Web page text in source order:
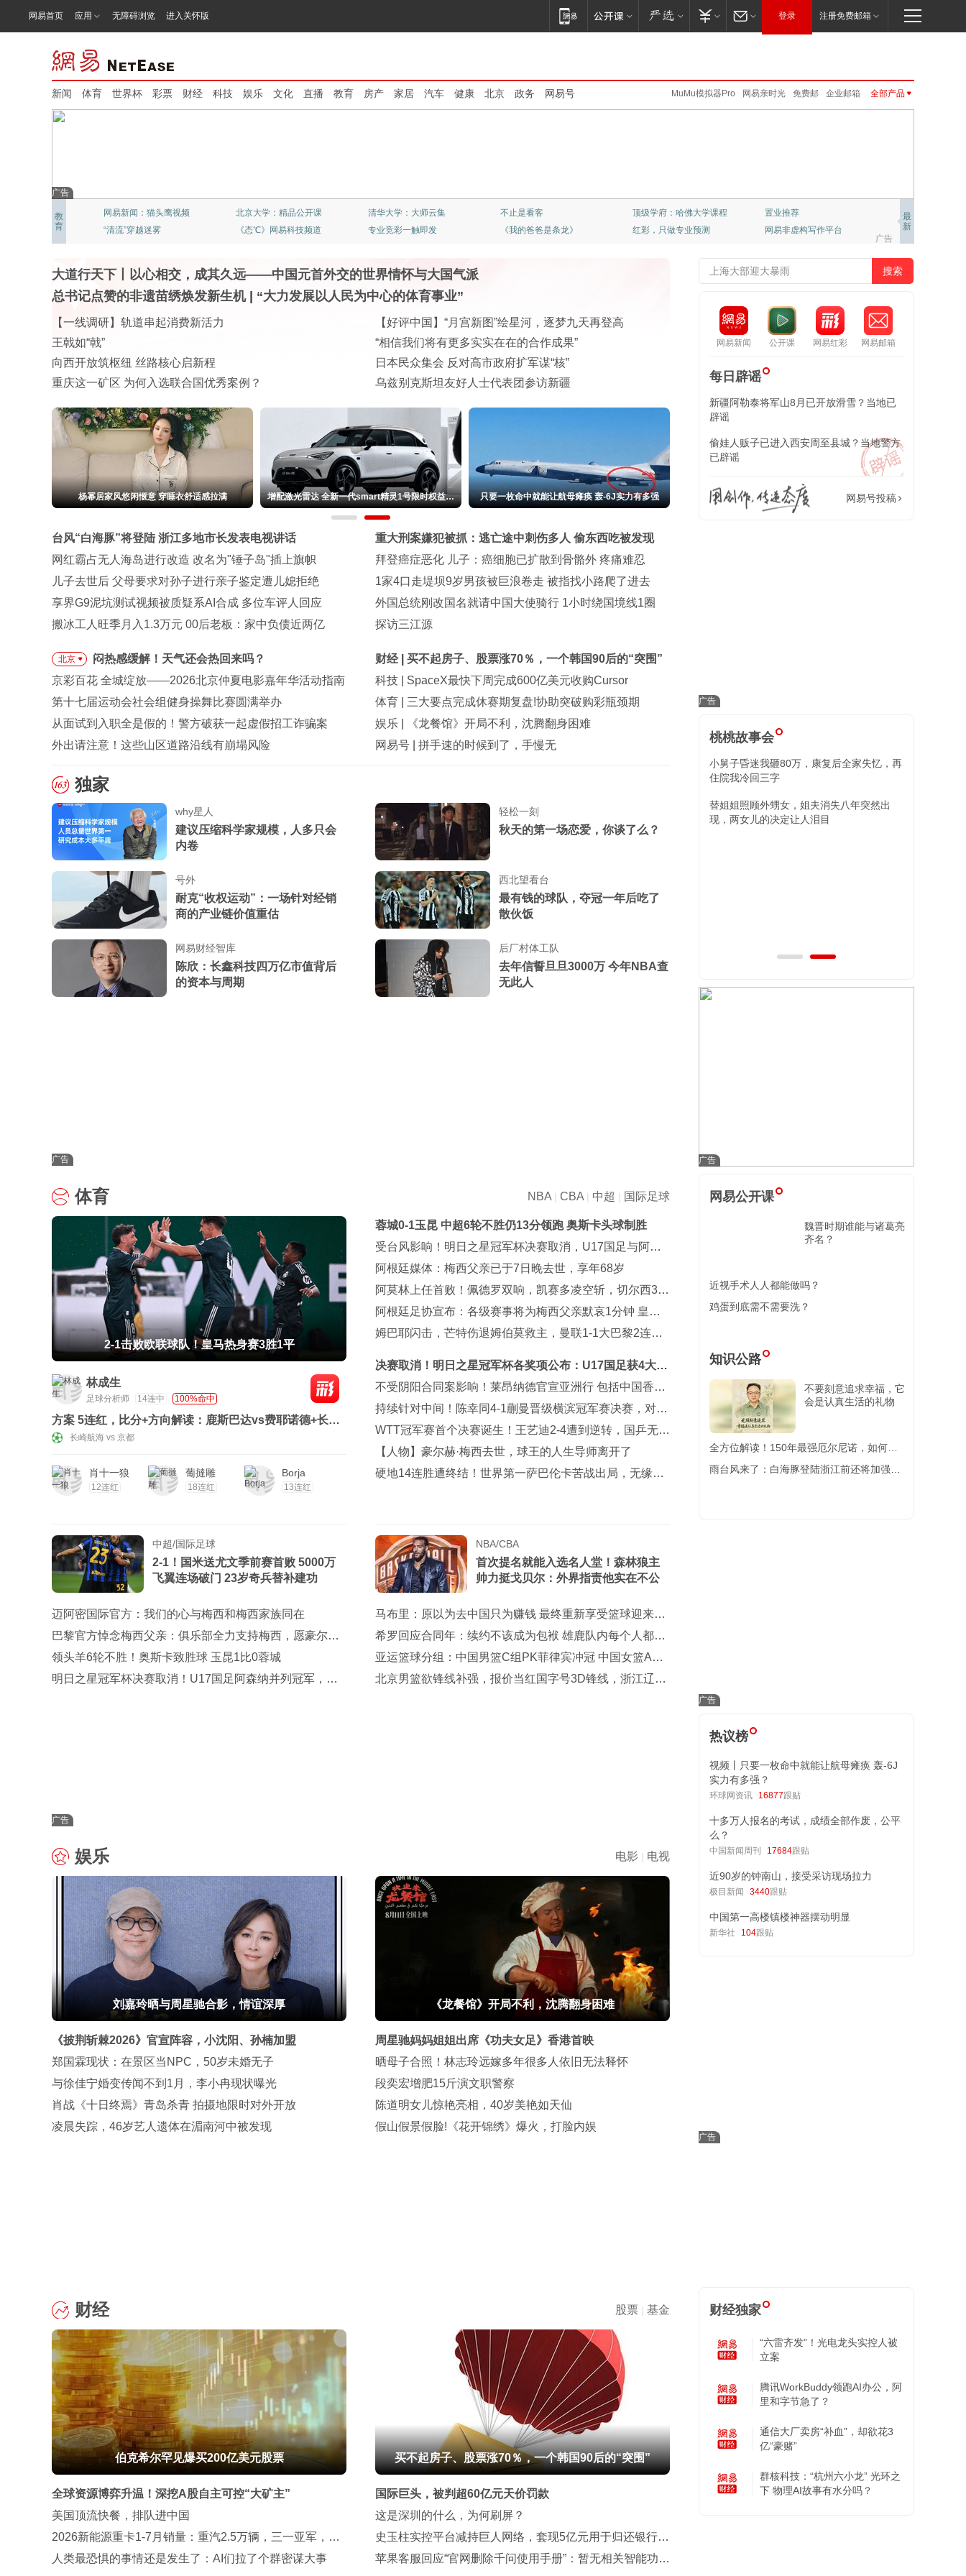
网易首页 应用 无障碍浏览 进入关怀版 登录 注册免费邮箱
新闻 体育 世界杯 彩票 财经 科技 娱乐 文化 直播 教育 房产 家居 汽车 健康 北京 政务 网易号 企业邮箱
免费邮
网易亲时光
MuMu模拟器Pro
LOFTER
VIP邮箱
伏羲
公正邮
邮箱大师
UU加速器
全部产品
大话2 梦幻西游手游
大唐无双
率士之滨
哈利波特.魔法觉醒
天下手游
明日之后
广告
教
育
最
新
网易新闻：猫头鹰视频
“清流”穿越迷雾
北京大学：精品公开课
《态℃》网易科技频道
清华大学：大师云集
专业竞彩一触即发
不止是看客
《我的爸爸是条龙》
顶级学府：哈佛大学课程
红彩，只做专业预测
置业推荐
网易非虚构写作平台
广告
大道行天下丨以心相交，成其久远——中国元首外交的世界情怀与大国气派
总书记点赞的非遗苗绣焕发新生机| “大力发展以人民为中心的体育事业”
【一线调研】轨道串起消费新活力
王戟如“戟”
向西开放筑枢纽 丝路核心启新程
重庆这一矿区 为何入选联合国优秀案例？
【好评中国】“月宫新图”绘星河，逐梦九天再登高
“相信我们将有更多实实在在的合作成果”
日本民众集会 反对高市政府扩军谋“核”
乌兹别克斯坦友好人士代表团参访新疆
杨幂居家风悠闲惬意 穿睡衣舒适感拉满 增配激光雷达 全新一代smart精灵1号限时权益价
14.99万起
只要一枚命中就能让航母瘫痪 轰-6J实力有多强
网易新闻 公开课 网易红彩 网易邮箱
每日辟谣
新疆阿勒泰将军山8月已开放滑雪？当地已
辟谣
偷娃人贩子已进入西安周至县城？当地警方
已辟谣
网易号投稿
台风“白海豚”将登陆 浙江多地市长发表电视讲话
网红霸占无人海岛进行改造 改名为"锤子岛"插上旗帜
儿子去世后 父母要求对孙子进行亲子鉴定遭儿媳拒绝
享界G9泥坑测试视频被质疑系AI合成 多位车评人回应
搬冰工人旺季月入1.3万元 00后老板：家中负债近两亿
重大刑案嫌犯被抓：逃亡途中刺伤多人 偷东西吃被发现
拜登癌症恶化 儿子：癌细胞已扩散到骨骼外 疼痛难忍
1家4口走堤坝9岁男孩被巨浪卷走 被指找小路爬了进去
外国总统刚改国名就请中国大使骑行 1小时绕国境线1圈
探访三江源
北京
闷热感缓解！天气还会热回来吗？
京彩百花 全城绽放——2026北京仲夏电影嘉年华活动指南
第十七届运动会社会组健身操舞比赛圆满举办
从面试到入职全是假的！警方破获一起虚假招工诈骗案
外出请注意！这些山区道路沿线有崩塌风险
财经
买不起房子、股票涨70％，一个韩国90后的“突围”
科技
SpaceX最快下周完成600亿美元收购Cursor
体育
三大要点完成休赛期复盘!协助突破购彩瓶颈期
娱乐
《龙餐馆》开局不利，沈腾翻身困难
网易号
拼手速的时候到了，手慢无
独家
why星人
建议压缩科学家规模，人多只会
内卷
轻松一刻
秋天的第一场恋爱，你谈了么？
号外
耐克“收权运动”：一场针对经销
商的产业链价值重估
西北望看台
最有钱的球队，夺冠一年后吃了
散伙饭
网易财经智库
陈欣：长鑫科技四万亿市值背后
的资本与周期
后厂村体工队
去年信誓旦旦3000万 今年NBA查
无此人
广告
桃桃故事会
我和35岁女上司同居3年，她每月转账2万给
我，谁知她忽然宣布结婚
保姆给儿子喂奶时嘀咕，说孩子像他哥哥，
我懵了：哪来的哥哥？
小舅子昏迷我砸80万，康复后全家失忆，再
住院我冷回三字
替姐姐照顾外甥女，姐夫消失八年突然出
现，两女儿的决定让人泪目
体育 NBA | CBA | 中超 | 国际足球
2-1击败欧联球队！皇马热身赛3胜1平
林成生
足球分析师 14连中 100%命中
方案 5连红，比分+方向解读：鹿斯巴达vs费耶诺德+长崎
航海vs京都
长崎航海 vs 京都
肖十一狼
12连红
葡撻雕
18连红
Borja
13连红
蓉城0-1玉昆 中超6轮不胜仍13分领跑 奥斯卡头球制胜
受台风影响！明日之星冠军杯决赛取消，U17国足与阿森
纳并列冠军
阿根廷媒体：梅西父亲已于7日晚去世，享年68岁
阿莫林上任首败！佩德罗双响，凯赛多凌空斩，切尔西3-0
大胜AC米兰
阿根廷足协宣布：各级赛事将为梅西父亲默哀1分钟 皇马
巴萨官方哀悼
姆巴耶闪击，芒特伤退姆伯莫救主，曼联1-1大巴黎2连胜
决赛取消！明日之星冠军杯各奖项公布：U17国足获4大奖
赵松源夺MVP
不受阴阳合同案影响！莱昂纳德官宣亚洲行 包括中国香港
成都等地
持续针对中间！陈幸同4-1蒯曼晋级横滨冠军赛决赛，对阵
张本美和
WTT冠军赛首个决赛诞生！王艺迪2-4遭到逆转，国乒无缘
包揽冠亚军
【人物】豪尔赫·梅西去世，球王的人生导师离开了
硬地14连胜遭终结！世界第一萨巴伦卡苦战出局，无缘多
中超/国际足球
2-1！国米送尤文季前赛首败 5000万
飞翼连场破门 23岁奇兵替补建功
迈阿密国际官方：我们的心与梅西和梅西家族同在
巴黎官方悼念梅西父亲：俱乐部全力支持梅西，愿豪尔赫
安息
领头羊6轮不胜！奥斯卡致胜球 玉昆1比0蓉城
明日之星冠军杯决赛取消！U17国足阿森纳并列冠军，赵
NBA/CBA
首次提名就能入选名人堂！森林狼主
帅力挺戈贝尔：外界指责他实在不公
马布里：原以为去中国只为赚钱 最终重新享受篮球迎来人
生救赎
希罗回应合同年：续约不该成为包袱 雄鹿队内每个人都憋
着一口气
亚运篮球分组：中国男篮C组PK菲律宾冲冠 中国女篮A组
剑指卫冕
北京男篮欲锋线补强，报价当红国字号3D锋线，浙江辽宁
广告
娱乐 电影 | 电视
刘嘉玲晒与周星驰合影，情谊深厚
《披荆斩棘2026》官宣阵容，小沈阳、孙楠加盟
郑国霖现状：在景区当NPC，50岁未婚无子
与徐佳宁婚变传闻不到1月，李小冉现状曝光
肖战《十日终焉》青岛杀青 拍摄地限时对外开放
凌晨失踪，46岁艺人遗体在湄南河中被发现
《龙餐馆》开局不利，沈腾翻身困难
周星驰妈妈姐姐出席《功夫女足》香港首映
晒母子合照！林志玲远嫁多年很多人依旧无法释怀
段奕宏增肥15斤演文职警察
陈道明女儿惊艳亮相，40岁美艳如天仙
假山假景假脸!《花开锦绣》爆火，打脸内娱
网易公开课
魏晋时期谁能与诸葛亮
齐名？
近视手术人人都能做吗？
鸡蛋到底需不需要洗？
知识公路
不要刻意追求幸福，它
会是认真生活的礼物
全方位解读！150年最强厄尔尼诺，如何影
响全球经济？
雨台风来了：白海豚登陆浙江前还将加强，
热议榜
视频丨只要一枚命中就能让航母瘫痪 轰-6J
实力有多强？
环球网资讯 16877跟贴
十多万人报名的考试，成绩全部作废，公平
么？
中国新闻周刊 17684跟贴
近90岁的钟南山，接受采访现场拉力
极目新闻 3440跟贴
中国第一高楼镇楼神器摆动明显
新华社 104跟贴
财经 股票 | 基金
伯克希尔罕见爆买200亿美元股票 买不起房子、股票涨70％，一个韩国90后的“突围”
全球资源博弈升温！深挖A股自主可控“大矿主”
国际巨头，被判超60亿元天价罚款
美国顶流快餐，排队进中国
这是深圳的什么，为何刷屏？
2026新能源重卡1-7月销量：重汽2.5万辆，三一亚军，福
田直追陕汽
史玉柱实控平台减持巨人网络，套现5亿元用于归还银行贷
款
人类最恐惧的事情还是发生了：AI们拉了个群密谋大事
苹果客服回应“官网删除千问使用手册”：暂无相关智能功
财经独家
“六雷齐发”！光电龙头实控人被
立案
腾讯WorkBuddy领跑AI办公，阿
里和字节急了？
通信大厂卖房“补血”，却欲花3
亿“豪赌”
群核科技：“杭州六小龙” 光环之
下 物理AI故事有水分吗？